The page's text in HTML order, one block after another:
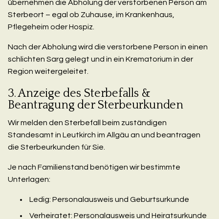
übernehmen die Abholung der verstorbenen Person am
Sterbeort – egal ob Zuhause, im Krankenhaus,
Pflegeheim oder Hospiz.
Nach der Abholung wird die verstorbene Person in einen
schlichten Sarg gelegt und in ein Krematorium in der
Region weitergeleitet.
3. Anzeige des Sterbefalls &
Beantragung der Sterbeurkunden
Wir melden den Sterbefall beim zuständigen
Standesamt in Leutkirch im Allgäu an und beantragen
die Sterbeurkunden für Sie.
Je nach Familienstand benötigen wir bestimmte
Unterlagen:
Ledig: Personalausweis und Geburtsurkunde
Verheiratet: Personalausweis und Heiratsurkunde